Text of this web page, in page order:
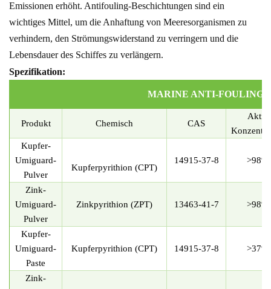
Emissionen erhöht. Antifouling-Beschichtungen sind ein
wichtiges Mittel, um die Anhaftung von Meeresorganismen zu
verhindern, den Strömungswiderstand zu verringern und die
Lebensdauer des Schiffes zu verlängern.
Spezifikation:
MARINE ANTI-FOULING-
Produkt Chemisch CAS
Aktiv
Kupfer-
Umiguard-
Pulver
Kupferpyrithion (CPT)
14915-37-8 >98%
Zink-
Umiguard-
Pulver
Zinkpyrithion (ZPT) 13463-41-7 >98%
Kupfer-
Umiguard-
Paste
Kupferpyrithion (CPT) 14915-37-8 >37%
Zink-